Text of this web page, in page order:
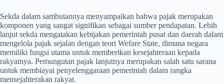
Sekda dalam sambutannya menyampaikan bahwa pajak merupakan
komponen yang sangat signifikan sebagai sumber pendapatan. Lebih
lanjut sekda mengatakan kebijakan pemerintah pusat dan daerah dalam
mengelola pajak sejalan dengan teori Wefare State, dimana negara
memiliki fungsi utama untuk memberikan kesejahteraan kepada
rakyatnya. Pemungutan pajak lanjutnya merupakan salah satu sarana
untuk membiayai penyelenggaraan pemerintah dalam rangka
mensejahterakan rakyat.